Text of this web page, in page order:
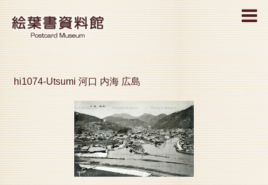
MENU
hi1074-Utsumi 河口 内海 広島